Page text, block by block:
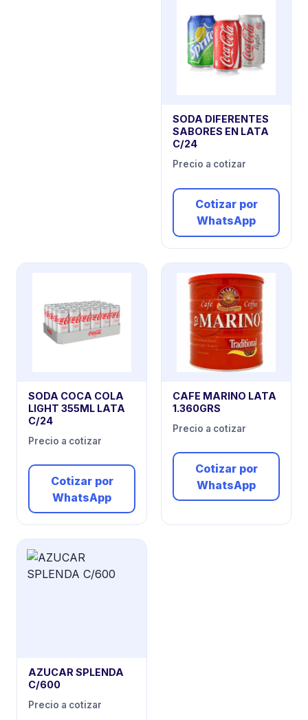
SODA DIFERENTES
SABORES EN LATA
C/24
Precio a cotizar
Cotizar por
WhatsApp
SODA COCA COLA
LIGHT 355ML LATA
C/24
Precio a cotizar
Cotizar por
WhatsApp
CAFE MARINO LATA
1.360GRS
Precio a cotizar
Cotizar por
WhatsApp
AZUCAR SPLENDA
C/600
Precio a cotizar